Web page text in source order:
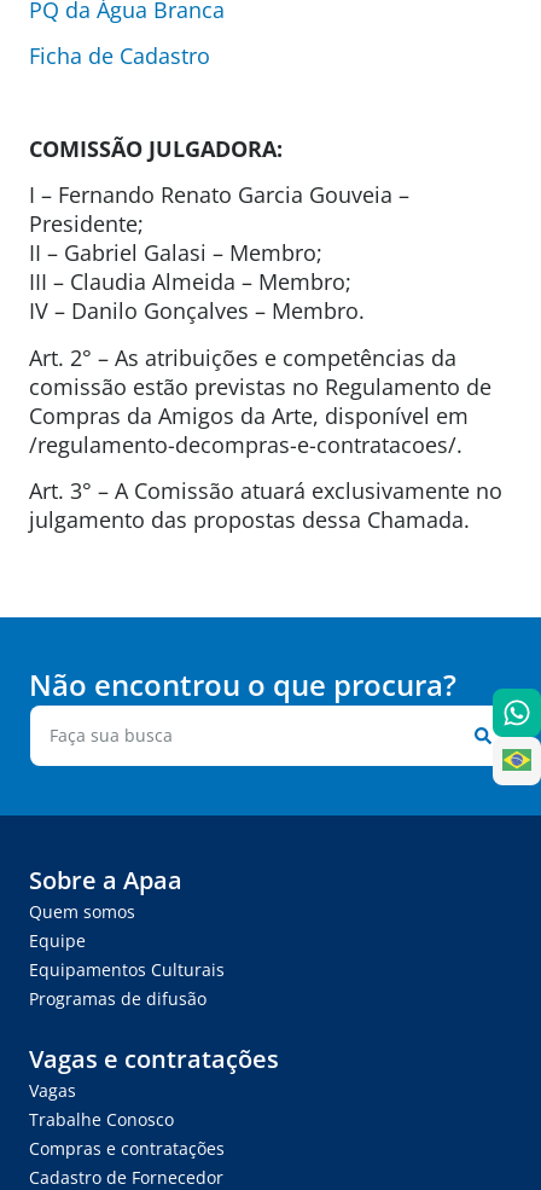
PQ da Água Branca
Ficha de Cadastro
COMISSÃO JULGADORA:
I – Fernando Renato Garcia Gouveia –
Presidente;
II – Gabriel Galasi – Membro;
III – Claudia Almeida – Membro;
IV – Danilo Gonçalves – Membro.
Art. 2° – As atribuições e competências da
comissão estão previstas no Regulamento de
Compras da Amigos da Arte, disponível em
/regulamento-decompras-e-contratacoes/.
Art. 3° – A Comissão atuará exclusivamente no
julgamento das propostas dessa Chamada.
Não encontrou o que procura?
Sobre a Apaa
Quem somos
Equipe
Equipamentos Culturais
Programas de difusão
Vagas e contratações
Vagas
Trabalhe Conosco
Compras e contratações
Cadastro de Fornecedor